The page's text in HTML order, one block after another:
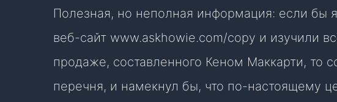
Полезная, но неполная информация: если бы
веб-сайт www.askhowie.com/copy и изучили
продаже, составленного Кеном Маккарти, то
перечня, и намекнул бы, что по-настоящему